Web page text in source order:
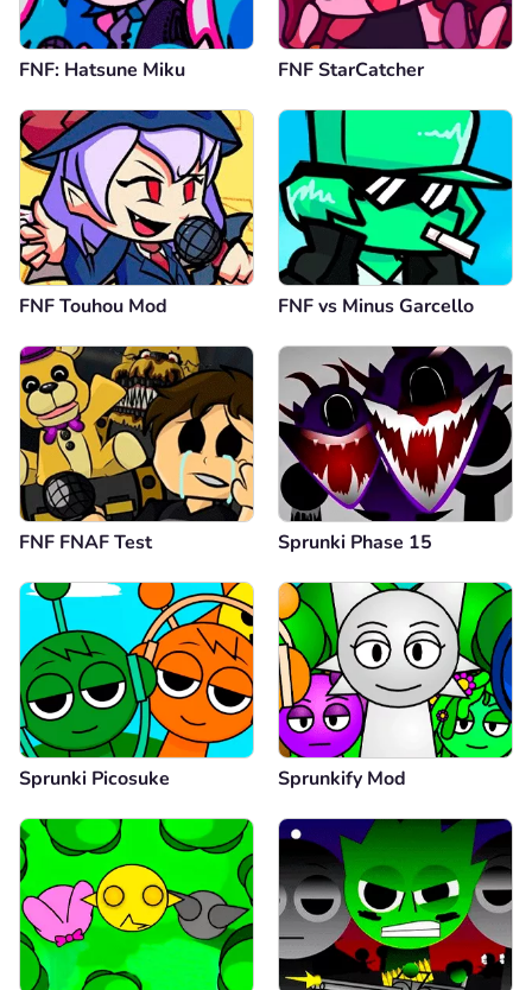
FNF: Hatsune Miku FNF StarCatcher
FNF Touhou Mod FNF vs Minus Garcello
FNF FNAF Test Sprunki Phase 15
Sprunki Picosuke Sprunkify Mod